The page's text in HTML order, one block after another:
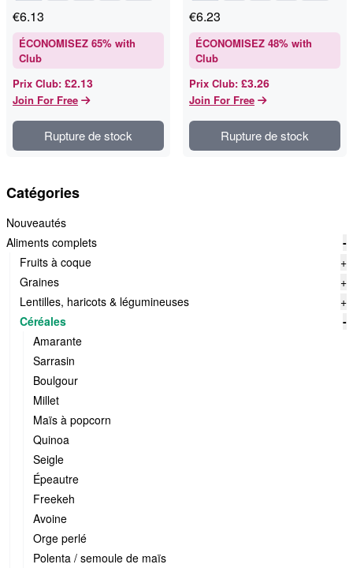
Catégories
Nouveautés
Aliments complets
-
Fruits à coque
+
Graines
+
Lentilles, haricots & légumineuses
+
Céréales
-
Amarante
Sarrasin
Boulgour
Millet
Maïs à popcorn
Quinoa
Seigle
Épeautre
Freekeh
Avoine
Orge perlé
Polenta / semoule de maïs
€6.13
ÉCONOMISEZ 65% with
Club
Prix Club: £2.13
Join For Free
Rupture de stock
€6.23
ÉCONOMISEZ 48% with
Club
Prix Club: £3.26
Join For Free
Rupture de stock